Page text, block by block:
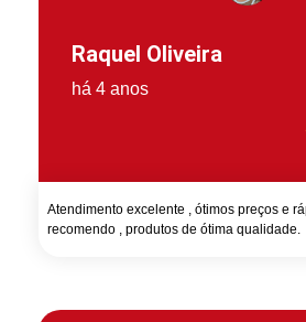
Raquel Oliveira
há 4 anos
Atendimento excelente , ótimos preços e
recomendo , produtos de ótima qualidade.